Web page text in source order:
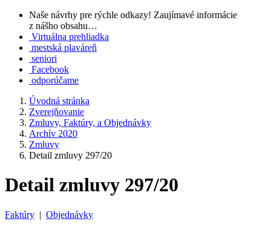
Naše návrhy pre rýchle odkazy! Zaujímavé informácie
z nášho obsahu…
Virtuálna prehliadka
mestská plaváreň
seniori
Facebook
odporúčame
Úvodná stránka
Zverejňovanie
Zmluvy, Faktúry, a Objednávky
Archív 2020
Zmluvy
Detail zmluvy 297/20
Detail zmluvy 297/20
Faktúry | Objednávky